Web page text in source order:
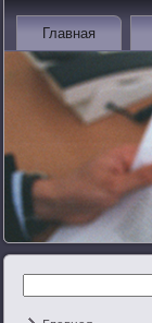
Главная